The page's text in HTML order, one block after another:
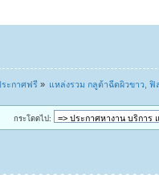
ระกาศฟรี» แหล่งรวม กลูต้าฉีดผิวขาว, ฟิ
กระโดดไป: